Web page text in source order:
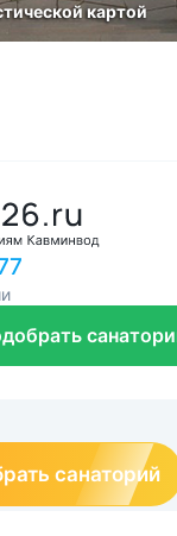
картой
санаторий